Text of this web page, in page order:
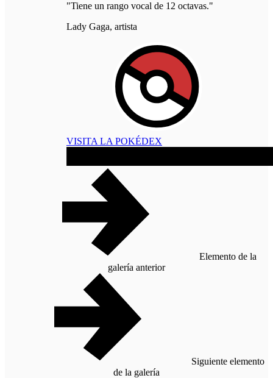
"Tiene un rango vocal de 12 octavas."
Lady Gaga, artista
VISITA LA POKÉDEX
Elemento de la
galería anterior
Siguiente elemento
de la galería